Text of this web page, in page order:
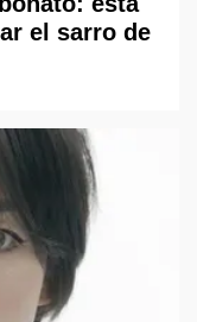
el sarro de